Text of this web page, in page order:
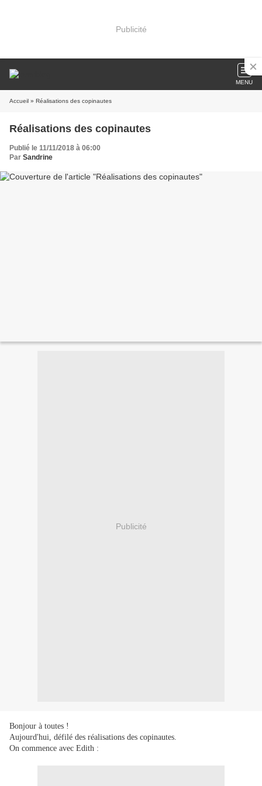
Publicité
MENU
Accueil » Réalisations des copinautes
Réalisations des copinautes
Publié le 11/11/2018 à 06:00
Par Sandrine
Publicité
Bonjour à toutes !
Aujourd'hui, défilé des réalisations des copinautes.
On commence avec Edith :